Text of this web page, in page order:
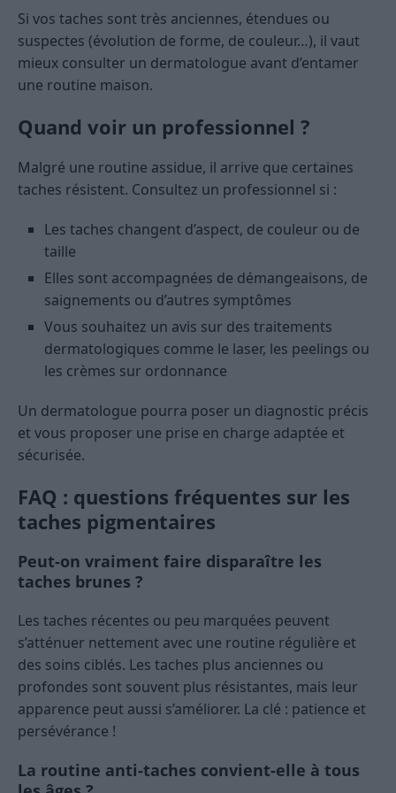
Si vos taches sont très anciennes, étendues ou
suspectes (évolution de forme, de couleur…), il vaut
mieux consulter un dermatologue avant d’entamer
une routine maison.
Quand voir un professionnel ?
Malgré une routine assidue, il arrive que certaines
taches résistent. Consultez un professionnel si :
Les taches changent d’aspect, de couleur ou de
taille
Elles sont accompagnées de démangeaisons, de
saignements ou d’autres symptômes
Vous souhaitez un avis sur des traitements
dermatologiques comme le laser, les peelings ou
les crèmes sur ordonnance
Un dermatologue pourra poser un diagnostic précis
et vous proposer une prise en charge adaptée et
sécurisée.
FAQ : questions fréquentes sur les
taches pigmentaires
Peut-on vraiment faire disparaître les
taches brunes ?
Les taches récentes ou peu marquées peuvent
s’atténuer nettement avec une routine régulière et
des soins ciblés. Les taches plus anciennes ou
profondes sont souvent plus résistantes, mais leur
apparence peut aussi s’améliorer. La clé : patience et
persévérance !
La routine anti-taches convient-elle à tous